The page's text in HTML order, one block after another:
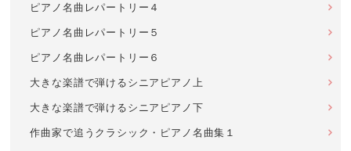
ピアノ名曲レパートリー４
ピアノ名曲レパートリー５
ピアノ名曲レパートリー６
大きな楽譜で弾けるシニアピアノ上
大きな楽譜で弾けるシニアピアノ下
作曲家で追うクラシック・ピアノ名曲集１